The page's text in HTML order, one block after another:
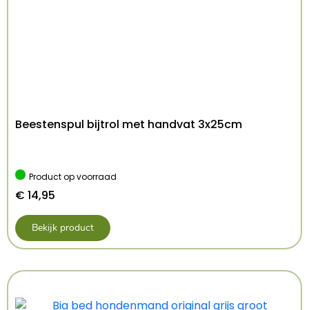
Beestenspul bijtrol met handvat 3x25cm
Product op voorraad
€ 14,95
Bekijk product